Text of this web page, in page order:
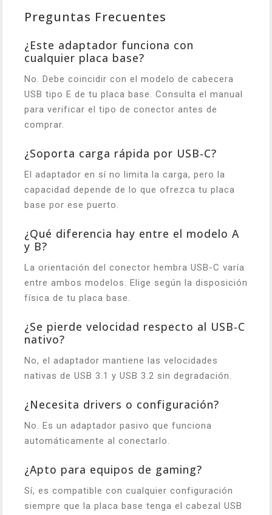
Preguntas Frecuentes
¿Este adaptador funciona con
cualquier placa base?
No. Debe coincidir con el modelo de cabecera
USB tipo E de tu placa base. Consulta el manual
para verificar el tipo de conector antes de
comprar.
¿Soporta carga rápida por USB-C?
El adaptador en sí no limita la carga, pero la
capacidad depende de lo que ofrezca tu placa
base por ese puerto.
¿Qué diferencia hay entre el modelo A
y B?
La orientación del conector hembra USB-C varía
entre ambos modelos. Elige según la disposición
física de tu placa base.
¿Se pierde velocidad respecto al USB-C
nativo?
No, el adaptador mantiene las velocidades
nativas de USB 3.1 y USB 3.2 sin degradación.
¿Necesita drivers o configuración?
No. Es un adaptador pasivo que funciona
automáticamente al conectarlo.
¿Apto para equipos de gaming?
Sí, es compatible con cualquier configuración
siempre que la placa base tenga el cabezal USB